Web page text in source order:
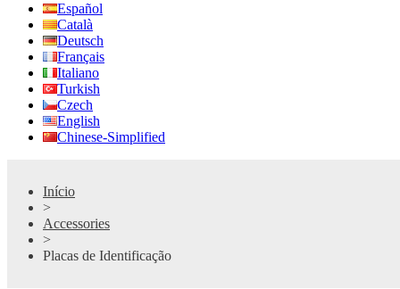
Español
Català
Deutsch
Français
Italiano
Turkish
Czech
English
Chinese-Simplified
Início
>
Accessories
>
Placas de Identificação